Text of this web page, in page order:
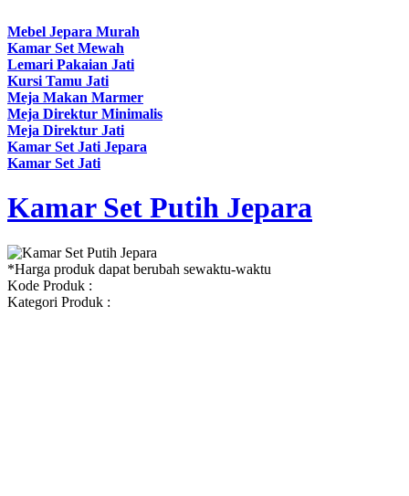
Mebel Jepara Murah
Kamar Set Mewah
Lemari Pakaian Jati
Kursi Tamu Jati
Meja Makan Marmer
Meja Direktur Minimalis
Meja Direktur Jati
Kamar Set Jati Jepara
Kamar Set Jati
Kamar Set Putih Jepara
*Harga produk dapat berubah sewaktu-waktu
Kode Produk :
Kategori Produk :